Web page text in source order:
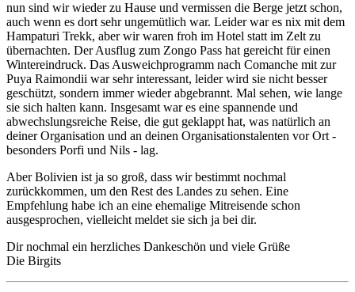
nun sind wir wieder zu Hause und vermissen die Berge jetzt schon,
auch wenn es dort sehr ungemütlich war. Leider war es nix mit dem
Hampaturi Trekk, aber wir waren froh im Hotel statt im Zelt zu
übernachten. Der Ausflug zum Zongo Pass hat gereicht für einen
Wintereindruck. Das Ausweichprogramm nach Comanche mit zur
Puya Raimondii war sehr interessant, leider wird sie nicht besser
geschützt, sondern immer wieder abgebrannt. Mal sehen, wie lange
sie sich halten kann. Insgesamt war es eine spannende und
abwechslungsreiche Reise, die gut geklappt hat, was natürlich an
deiner Organisation und an deinen Organisationstalenten vor Ort -
besonders Porfi und Nils - lag.
Aber Bolivien ist ja so groß, dass wir bestimmt nochmal
zurückkommen, um den Rest des Landes zu sehen. Eine
Empfehlung habe ich an eine ehemalige Mitreisende schon
ausgesprochen, vielleicht meldet sie sich ja bei dir.
Dir nochmal ein herzliches Dankeschön und viele Grüße
Die Birgits